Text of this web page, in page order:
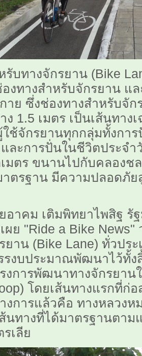
จักรยาน (Bike
งทางสำหรับจักรยาน แ
าย ซึ่งช่องทางสำหรับจั
1.5 เมตร เป็นเส้นทาง
ช้จักรยานทุกกลุ่มทั้งกา
และการปั่นในชีวิตประจ
เมตร ขนานไปกับคลองช
ตรฐาน มีความปลอดภั
เติมพิทยาไพสิฐ รัฐม
ผย "Ride a Bike
าน (Bike Lane) ทั่วปร
รงบประมาณพัฒนาไว้ทั้ง
งการพัฒนาทางจักรยาน
โดยเส้นทางแรกที่ก่
งการแล้วคือ ทางหลวง
นทางที่ได้มาตรฐานตาม
เลีย